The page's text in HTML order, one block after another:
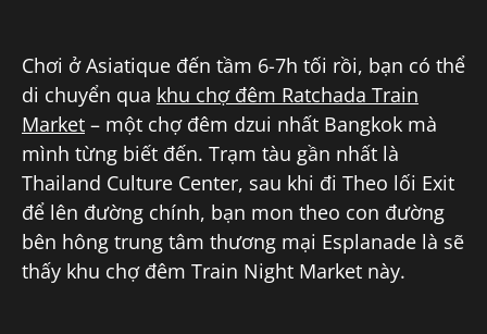
Chơi ở Asiatique đến tầm 6-7h tối rồi, bạn có thể
di chuyển qua khu chợ đêm Ratchada Train
Market – một chợ đêm dzui nhất Bangkok mà
mình từng biết đến. Trạm tàu gần nhất là
Thailand Culture Center, sau khi đi Theo lối Exit
để lên đường chính, bạn mon theo con đường
bên hông trung tâm thương mại Esplanade là sẽ
thấy khu chợ đêm Train Night Market này.